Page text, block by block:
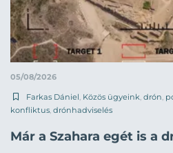
05/08/2026
Farkas Dániel Közös ügyeink drón
konfliktus drónhadviselés
Már a Szahara egét is a